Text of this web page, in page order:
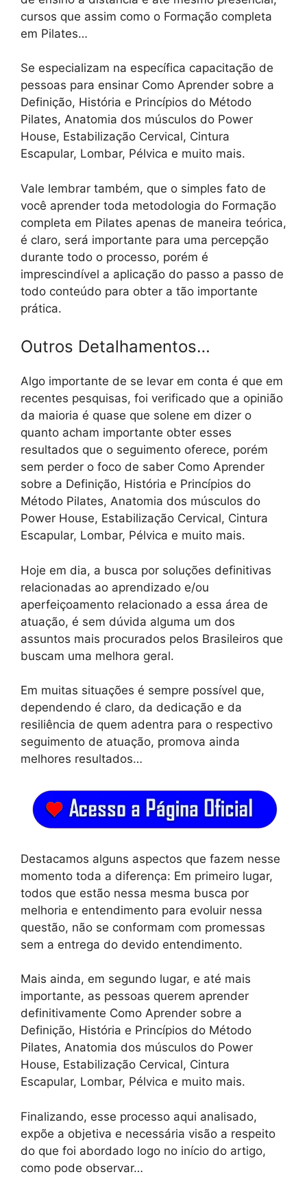
cursos que assim como o Formação completa
em Pilates…
Se especializam na específica capacitação de
pessoas para ensinar Como Aprender sobre a
Definição, História e Princípios do Método
Pilates, Anatomia dos músculos do Power
House, Estabilização Cervical, Cintura
Escapular, Lombar, Pélvica e muito mais.
Vale lembrar também, que o simples fato de
você aprender toda metodologia do Formação
completa em Pilates apenas de maneira teórica,
é claro, será importante para uma percepção
durante todo o processo, porém é
imprescindível a aplicação do passo a passo de
todo conteúdo para obter a tão importante
prática.
Outros Detalhamentos…
Algo importante de se levar em conta é que em
recentes pesquisas, foi verificado que a opinião
da maioria é quase que solene em dizer o
quanto acham importante obter esses
resultados que o seguimento oferece, porém
sem perder o foco de saber Como Aprender
sobre a Definição, História e Princípios do
Método Pilates, Anatomia dos músculos do
Power House, Estabilização Cervical, Cintura
Escapular, Lombar, Pélvica e muito mais.
Hoje em dia, a busca por soluções definitivas
relacionadas ao aprendizado e/ou
aperfeiçoamento relacionado a essa área de
atuação, é sem dúvida alguma um dos
assuntos mais procurados pelos Brasileiros que
buscam uma melhora geral.
Em muitas situações é sempre possível que,
dependendo é claro, da dedicação e da
resiliência de quem adentra para o respectivo
seguimento de atuação, promova ainda
melhores resultados…
Destacamos alguns aspectos que fazem nesse
momento toda a diferença: Em primeiro lugar,
todos que estão nessa mesma busca por
melhoria e entendimento para evoluir nessa
questão, não se conformam com promessas
sem a entrega do devido entendimento.
Mais ainda, em segundo lugar, e até mais
importante, as pessoas querem aprender
definitivamente Como Aprender sobre a
Definição, História e Princípios do Método
Pilates, Anatomia dos músculos do Power
House, Estabilização Cervical, Cintura
Escapular, Lombar, Pélvica e muito mais.
Finalizando, esse processo aqui analisado,
expõe a objetiva e necessária visão a respeito
do que foi abordado logo no início do artigo,
como pode observar…